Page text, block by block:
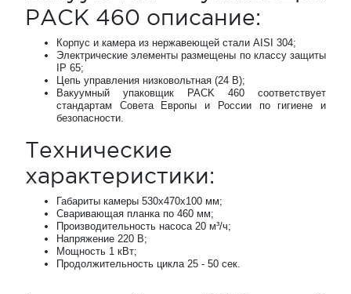
PACK 460 описание:
Корпус и камера из нержавеющей стали AISI 304;
Электрические элементы размещены по классу защиты
IP 65;
Цепь управления низковольтная (24 В);
Вакуумный упаковщик PACK 460 соответствует
стандартам Совета Европы и России по гигиене и
безопасности.
Технические
характеристики:
Габариты камеры 530х470х100 мм;
Сваривающая планка по 460 мм;
Производительность насоса 20 м³/ч;
Напряжение 220 В;
Мощность 1 кВт;
Продолжительность цикла 25 - 50 сек.